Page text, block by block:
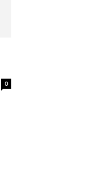
0